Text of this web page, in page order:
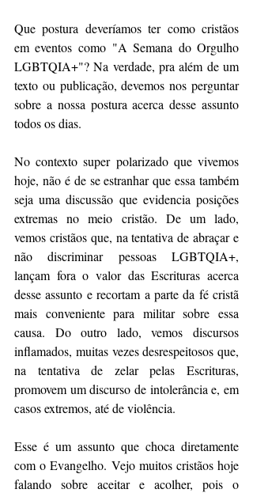
Que postura deveríamos ter como cristãos
em eventos como "A Semana do Orgulho
LGBTQIA+"? Na verdade, pra além de um
texto ou publicação, devemos nos perguntar
sobre a nossa postura acerca desse assunto
todos os dias.
No contexto super polarizado que vivemos
hoje, não é de se estranhar que essa também
seja uma discussão que evidencia posições
extremas no meio cristão. De um lado,
vemos cristãos que, na tentativa de abraçar e
não discriminar pessoas LGBTQIA+,
lançam fora o valor das Escrituras acerca
desse assunto e recortam a parte da fé cristã
mais conveniente para militar sobre essa
causa. Do outro lado, vemos discursos
inflamados, muitas vezes desrespeitosos que,
na tentativa de zelar pelas Escrituras,
promovem um discurso de intolerância e, em
casos extremos, até de violência.
Esse é um assunto que choca diretamente
com o Evangelho. Vejo muitos cristãos hoje
falando sobre aceitar e acolher, pois o